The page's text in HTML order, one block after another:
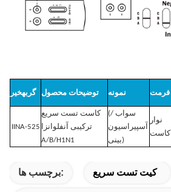
گربهخیر توضیحات محصول نمونه فرمت
IINA-525
کاست تست سریع
ترکیبی آنفلوانزا
A/B/H1N1
(سواب /
آسپیراسیون
بینی)
نوار
کاست
برچسب ها: کیت تست سریع